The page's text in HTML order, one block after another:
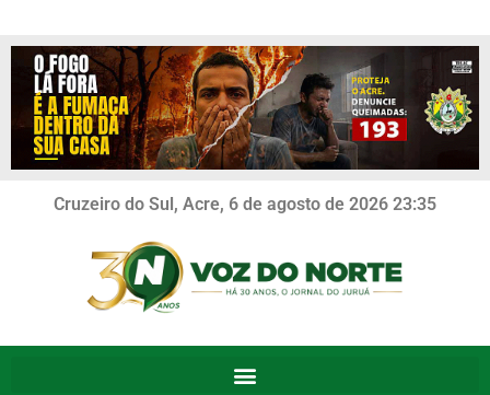
Cruzeiro do Sul, Acre, 6 de agosto de 2026 23:35